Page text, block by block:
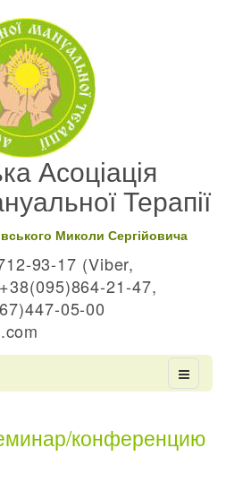
Асоціація
Терапії
Миколи Сергійовича
93-17 (Viber,
21-47,
05-00
конференцию